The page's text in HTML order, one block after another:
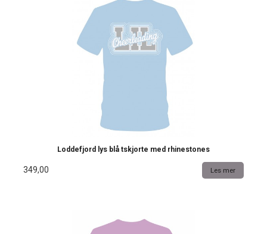
Loddefjord lys blå tskjorte med rhinestones
349,00 Les mer